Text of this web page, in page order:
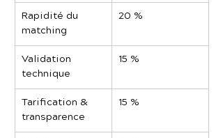
Rapidité du
matching
20 %
Validation
technique
15 %
Tarification &
transparence
15 %